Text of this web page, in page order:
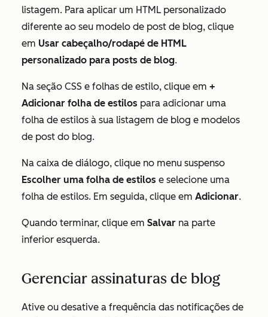
listagem. Para aplicar um HTML personalizado
diferente ao seu modelo de post de blog, clique
em Usar cabeçalho/rodapé de HTML
personalizado para posts de blog.
Na seção CSS e folhas de estilo, clique em +
Adicionar folha de estilos para adicionar uma
folha de estilos à sua listagem de blog e modelos
de post do blog.
Na caixa de diálogo, clique no menu suspenso
Escolher uma folha de estilos e selecione uma
folha de estilos. Em seguida, clique em Adicionar.
Quando terminar, clique em Salvar na parte
inferior esquerda.
Gerenciar assinaturas de blog
Ative ou desative a frequência das notificações de